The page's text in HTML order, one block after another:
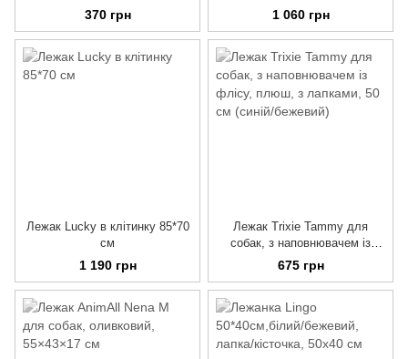
370 грн 1 060 грн
Лежак Lucky в клітинку 85*70
см
1 190 грн
Лежак Trixie Tammy для
собак, з наповнювачем із
флісу, плюш, з лапками, 50
см (синій/бежевий)
675 грн